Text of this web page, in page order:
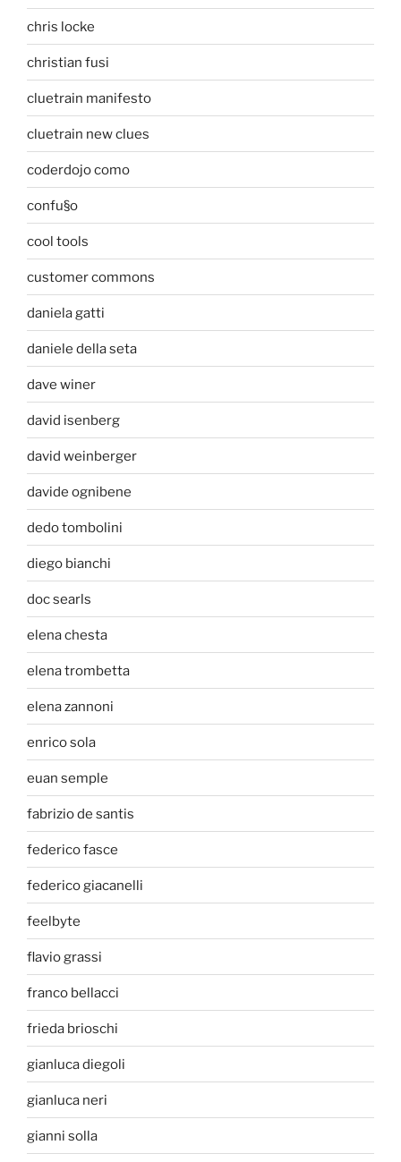
chris locke
christian fusi
cluetrain manifesto
cluetrain new clues
coderdojo como
confu§o
cool tools
customer commons
daniela gatti
daniele della seta
dave winer
david isenberg
david weinberger
davide ognibene
dedo tombolini
diego bianchi
doc searls
elena chesta
elena trombetta
elena zannoni
enrico sola
euan semple
fabrizio de santis
federico fasce
federico giacanelli
feelbyte
flavio grassi
franco bellacci
frieda brioschi
gianluca diegoli
gianluca neri
gianni solla